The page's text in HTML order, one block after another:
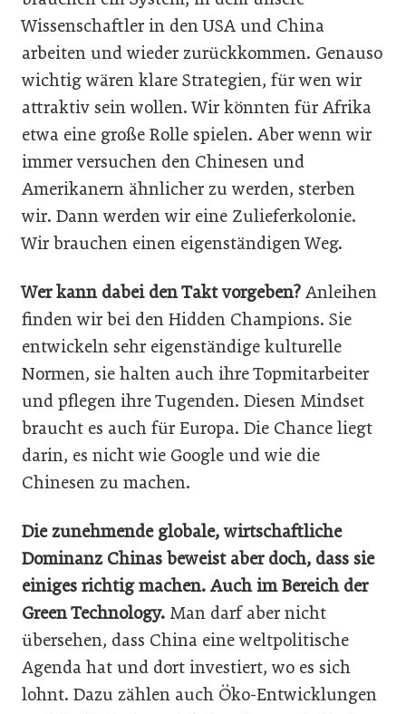
Wissenschaftler in den USA und China
arbeiten und wieder zurückkommen. Genauso
wichtig wären klare Strategien, für wen wir
attraktiv sein wollen. Wir könnten für Afrika
etwa eine große Rolle spielen. Aber wenn wir
immer versuchen den Chinesen und
Amerikanern ähnlicher zu werden, sterben
wir. Dann werden wir eine Zulieferkolonie.
Wir brauchen einen eigenständigen Weg.
Wer kann dabei den Takt vorgeben? Anleihen
finden wir bei den Hidden Champions. Sie
entwickeln sehr eigenständige kulturelle
Normen, sie halten auch ihre Topmitarbeiter
und pflegen ihre Tugenden. Diesen Mindset
braucht es auch für Europa. Die Chance liegt
darin, es nicht wie Google und wie die
Chinesen zu machen.
Die zunehmende globale, wirtschaftliche
Dominanz Chinas beweist aber doch, dass sie
einiges richtig machen. Auch im Bereich der
Green Technology. Man darf aber nicht
übersehen, dass China eine weltpolitische
Agenda hat und dort investiert, wo es sich
lohnt. Dazu zählen auch Öko-Entwicklungen